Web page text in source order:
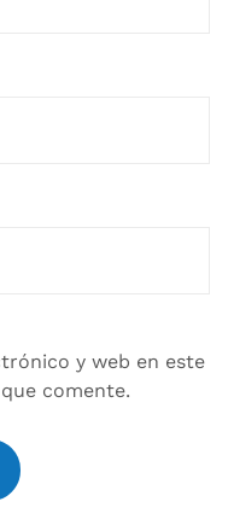
y web en este
comente.